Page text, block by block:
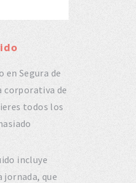
Segura de
de
todos los
incluye
que